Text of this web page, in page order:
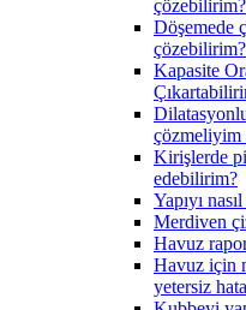
çözebilirim?
Döşemede
çözebilirim?
Kapasite
çözmeliyim
Kirişlerde
edebilirim?
Yapıyı
Merdiven
Havuz
Havuz için
yetersiz